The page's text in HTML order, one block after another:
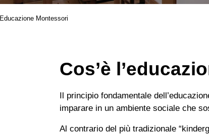
Educazione Montessori
Cos’è
Il principio fondamentale
imparare in un ambiente sociale che
Al contrario del più tradizionale